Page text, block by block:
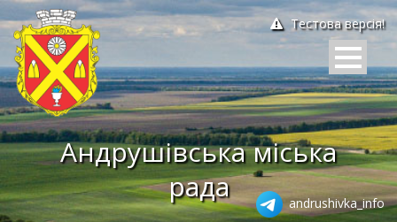
Тестова версія!
Андрушівська міська
рада
andrushivka_info